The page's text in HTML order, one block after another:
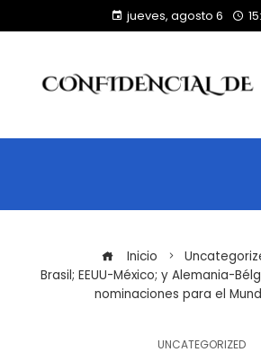
jueves, agosto 6
Inicio
Brasil; EEUU-México; y Alemania-
nominaciones para el
UNCATEGORIZED